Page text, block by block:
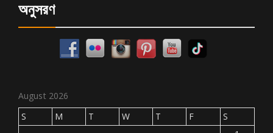
অনুসরণ
August 2026
S
M T W T F
S